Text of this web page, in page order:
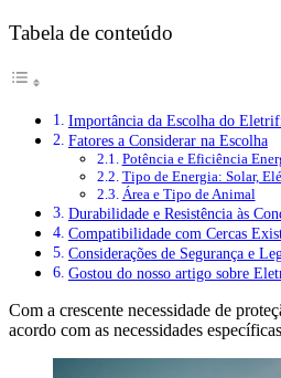
Tabela de conteúdo
Importância da Escolha do
Fatores a Considerar na Escolha
Potência e Eficiência
Tipo de Energia: Solar,
Área e Tipo de Animal
Durabilidade e Resistência às
Compatibilidade com Cercas
Considerações de Segurança e
Gostou do nosso artigo sobre
Com a crescente necessidade de
acordo com as necessidades